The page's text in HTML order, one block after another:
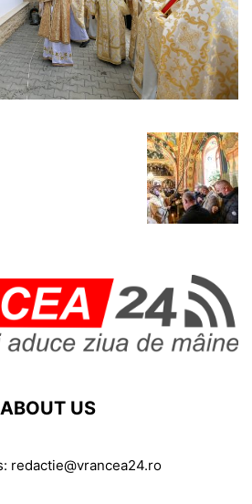
ABOUT US
redactie@vrancea24.ro